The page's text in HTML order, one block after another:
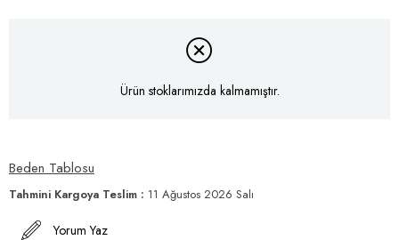
Ürün stoklarımızda kalmamıştır.
Beden Tablosu
Tahmini Kargoya Teslim : 11 Ağustos 2026 Salı
Yorum Yaz